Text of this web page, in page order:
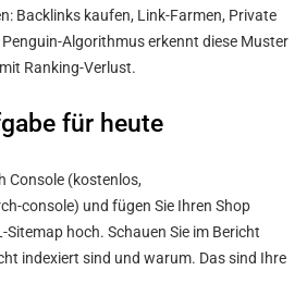
Backlinks kaufen, Link-Farmen, Private
Penguin-Algorithmus erkennt diese Muster
Ranking-Verlust.
für heute
Console (kostenlos,
console) und fügen Sie Ihren Shop
Sitemap hoch. Schauen Sie im Bericht
indexiert sind und warum. Das sind Ihre